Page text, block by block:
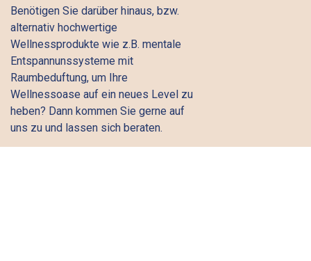
Benötigen Sie darüber hinaus, bzw.
alternativ hochwertige
Wellnessprodukte wie z.B. mentale
Entspannunssysteme mit
Raumbeduftung, um Ihre
Wellnessoase auf ein neues Level zu
heben? Dann kommen Sie gerne auf
uns zu und lassen sich beraten.